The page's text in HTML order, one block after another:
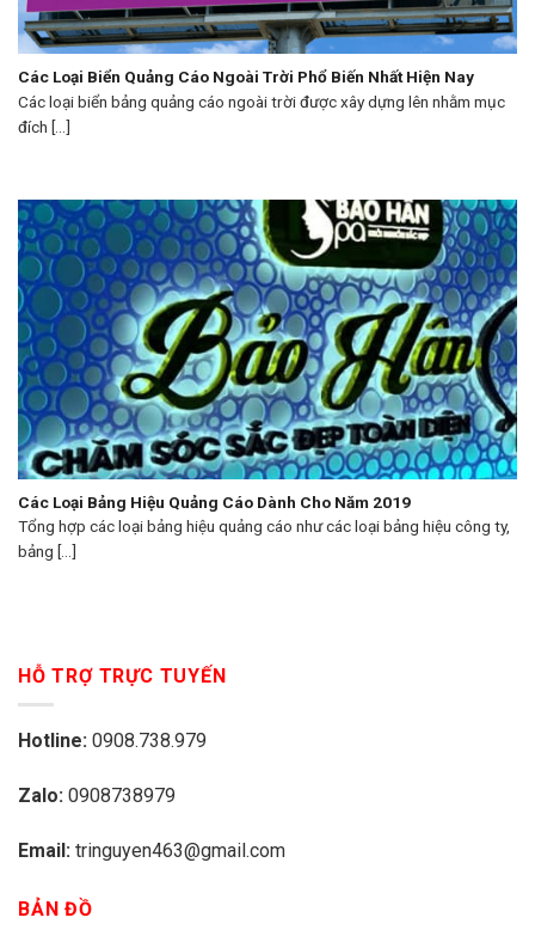
Các Loại Biển Quảng Cáo Ngoài Trời Phổ Biến Nhất Hiện Nay
Các loại biển bảng quảng cáo ngoài trời được xây dựng lên nhằm mục
đích [...]
Các Loại Bảng Hiệu Quảng Cáo Dành Cho Năm 2019
Tổng hợp các loại bảng hiệu quảng cáo như các loại bảng hiệu công ty,
bảng [...]
HỖ TRỢ TRỰC TUYẾN
Hotline: 0908.738.979
Zalo: 0908738979
Email: tringuyen463@gmail.com
BẢN ĐỒ